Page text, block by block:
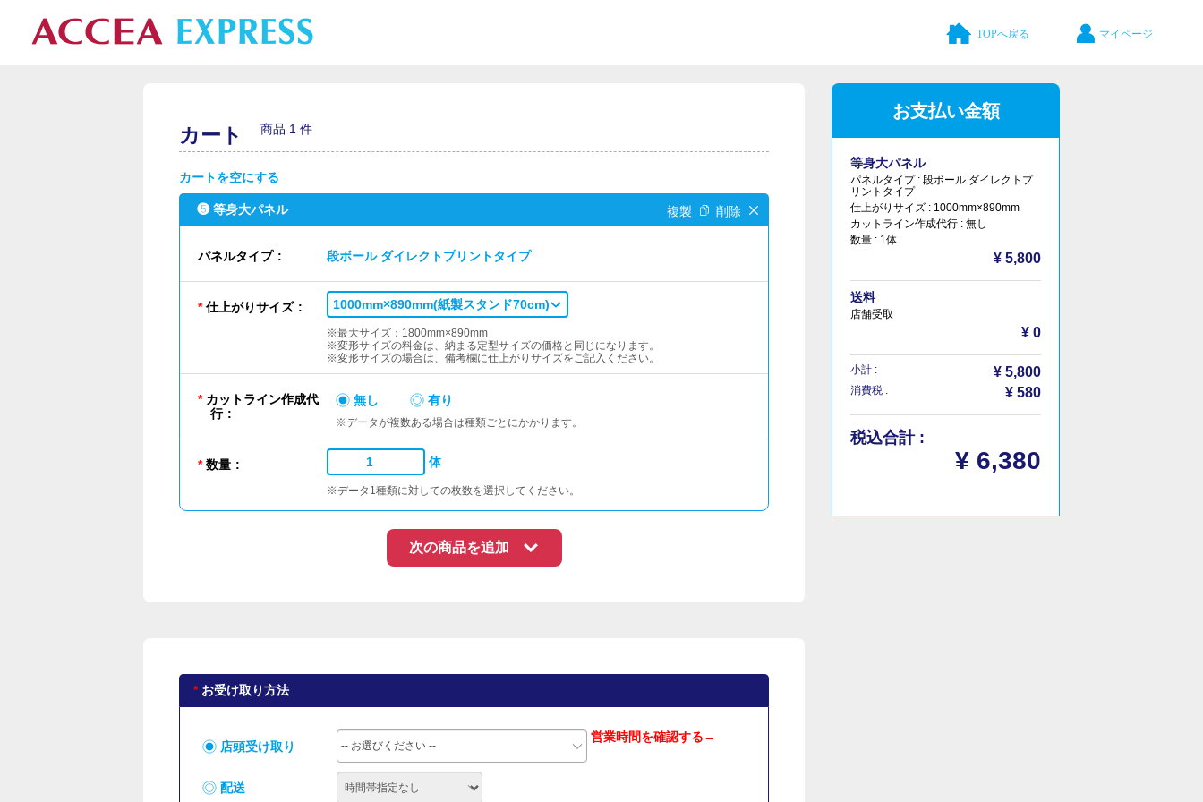
TOPへ戻る マイページ
カート 商品 1 件
カートを空にする
❺ 等身大パネル
パネルタイプ 段ボール ダイレクトプリントタイプ
仕上がりサイズ 1000mm×890mm(紙製スタンド70cm)
※最大サイズ：1800mm×890mm
※変形サイズの料金は、納まる定型サイズの価格と同じになります。
※変形サイズの場合は、備考欄に仕上がりサイズをご記入ください。
カットライン作成代
行
無し 有り
※データが複数ある場合は種類ごとにかかります。
数量 体
※データ1種類に対しての枚数を選択してください。
次の商品を追加
お受け取り方法
店頭受け取り -- お選びください --
営業時間を確認する→
配送
お支払い金額
等身大パネル
パネルタイプ :段ボール ダイレクトプ
リントタイプ
仕上がりサイズ : 1000mm×890mm
カットライン作成代行 :無し
数量 : 1体
¥ 5,800
送料
店舗受取
¥ 0
小計 : ¥ 5,800
消費税 : ¥ 580
税込合計 :
¥ 6,380